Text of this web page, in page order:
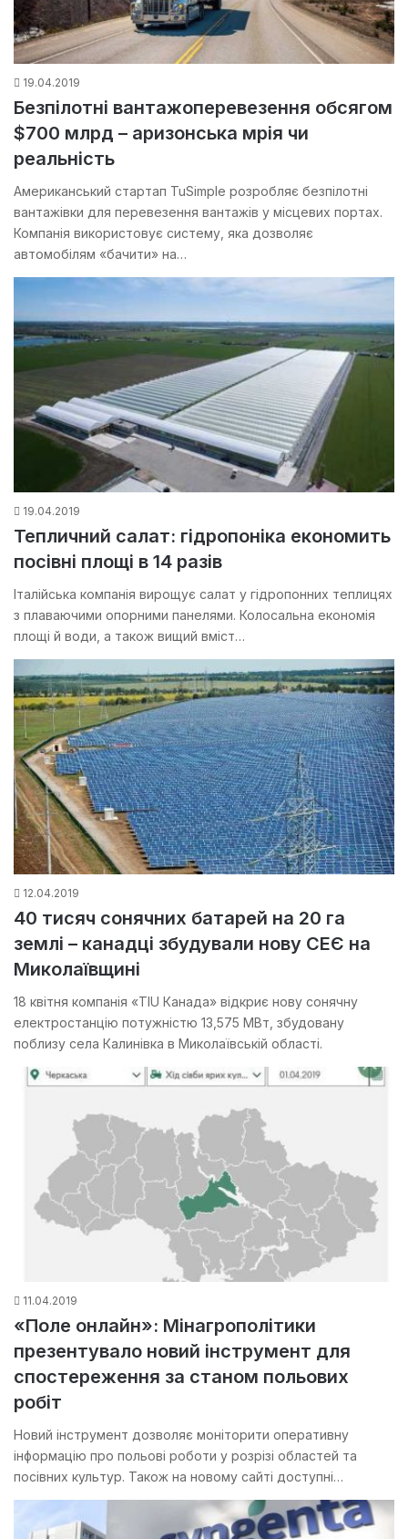
19.04.2019
Безпілотні вантажоперевезення обсягом
$700 млрд – аризонська мрія чи
реальність
Американський стартап TuSimple розробляє безпілотні
вантажівки для перевезення вантажів у місцевих портах.
Компанія використовує систему, яка дозволяє
автомобілям «бачити» на…
19.04.2019
Тепличний салат: гідропоніка економить
посівні площі в 14 разів
Італійська компанія вирощує салат у гідропонних теплицях
з плаваючими опорними панелями. Колосальна економія
площі й води, а також вищий вміст…
12.04.2019
40 тисяч сонячних батарей на 20 га
землі – канадці збудували нову СЕЄ на
Миколаївщині
18 квітня компанія «TIU Канада» відкриє нову сонячну
електростанцію потужністю 13,575 МВт, збудовану
поблизу села Калинівка в Миколаївській області.
11.04.2019
«Поле онлайн»: Мінагрополітики
презентувало новий інструмент для
спостереження за станом польових
робіт
Новий інструмент дозволяє моніторити оперативну
інформацію про польові роботи у розрізі областей та
посівних культур. Також на новому сайті доступні…